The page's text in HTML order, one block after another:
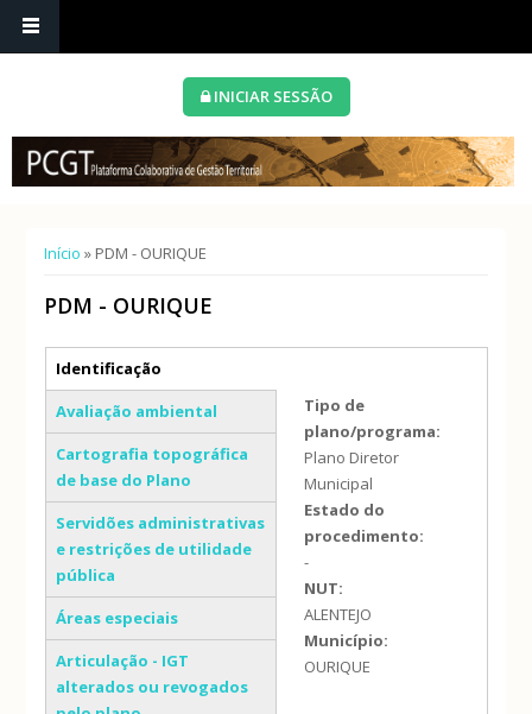
INICIAR SESSÃO
Está aqui
Início » PDM - OURIQUE
PDM - OURIQUE
Separadores verticais
Identificação
(separador ativo)
Avaliação ambiental
Cartografia topográfica
de base do Plano
Servidões administrativas
e restrições de utilidade
pública
Áreas especiais
Articulação - IGT
alterados ou revogados
Tipo de
plano/programa:
Plano Diretor
Municipal
Estado do
procedimento:
-
NUT:
ALENTEJO
Município:
OURIQUE